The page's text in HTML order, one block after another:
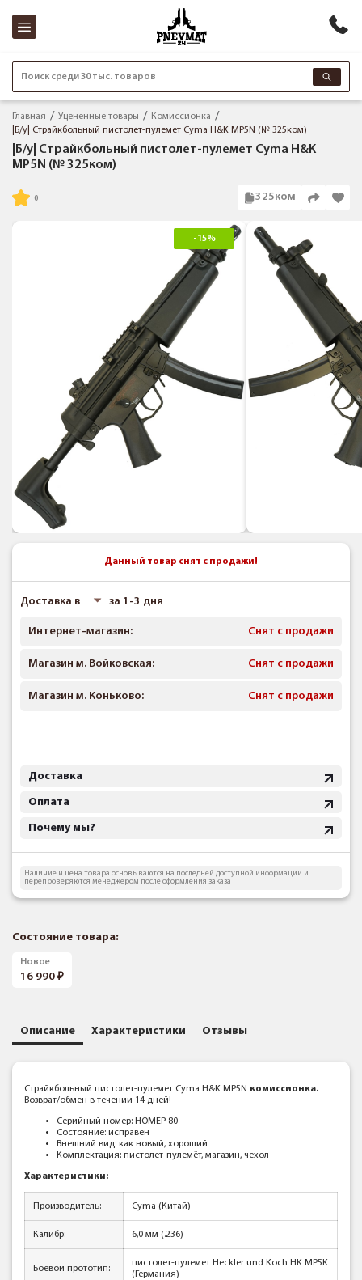
Поиск среди 30 тыс. товаров
Главная Уцененные товары
Комиссионка
|Б/у| Страйкбольный пистолет-пулемет Cyma H&K MP5N (№ 325ком)
|Б/у| Страйкбольный пистолет-пулемет Cyma H&K
MP5N (№ 325ком)
325ком
-15%
Данный товар снят с продажи!
Доставка в за 1-3 дня
Интернет-магазин: Снят с продажи
Магазин м. Войковская: Снят с продажи
Магазин м. Коньково: Снят с продажи
Доставка
Оплата
Почему мы?
Наличие и цена товара основываются на последней доступной информации и
перепроверяются менеджером после оформления заказа
Состояние товара:
Новое
16 990
Описание Характеристики Отзывы
Страйкбольный пистолет-пулемет Cyma H&K MP5N комиссионка.
Возврат/обмен в течении 14 дней!
Серийный номер: НОМЕР 80
Состояние: исправен
Внешний вид: как новый, хороший
Комплектация: пистолет-пулемёт, магазин, чехол
Характеристики:
Производитель: Cyma (Китай)
Калибр: 6,0 мм (.236)
Боевой прототип:
пистолет-пулемет Heckler und Koch HK MP5K
(Германия)